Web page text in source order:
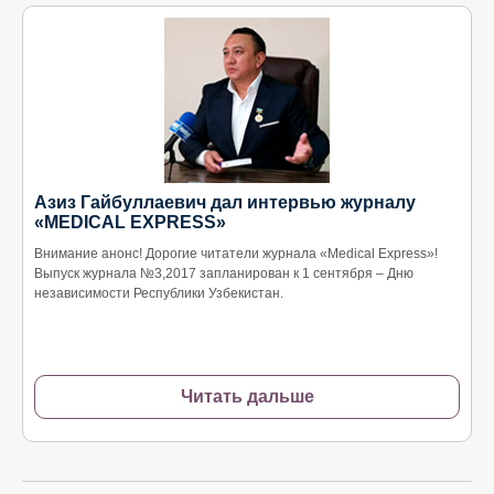
Азиз Гайбуллаевич дал интервью журналу
«MEDICAL EXPRESS»
Внимание анонс! Дорогие читатели журнала «Мedical Еxpress»!
Выпуск журнала №3,2017 запланирован к 1 сентября – Дню
независимости Республики Узбекистан.
Читать дальше